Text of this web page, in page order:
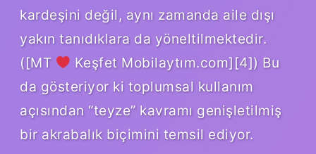
kardeşini değil, aynı zamanda aile dışı
yakın tanıdıklara da yöneltilmektedir.
([MT
Keşfet Mobilaytım.com][4]) Bu
da gösteriyor ki toplumsal kullanım
açısından “teyze” kavramı genişletilmiş
bir akrabalık biçimini temsil ediyor.